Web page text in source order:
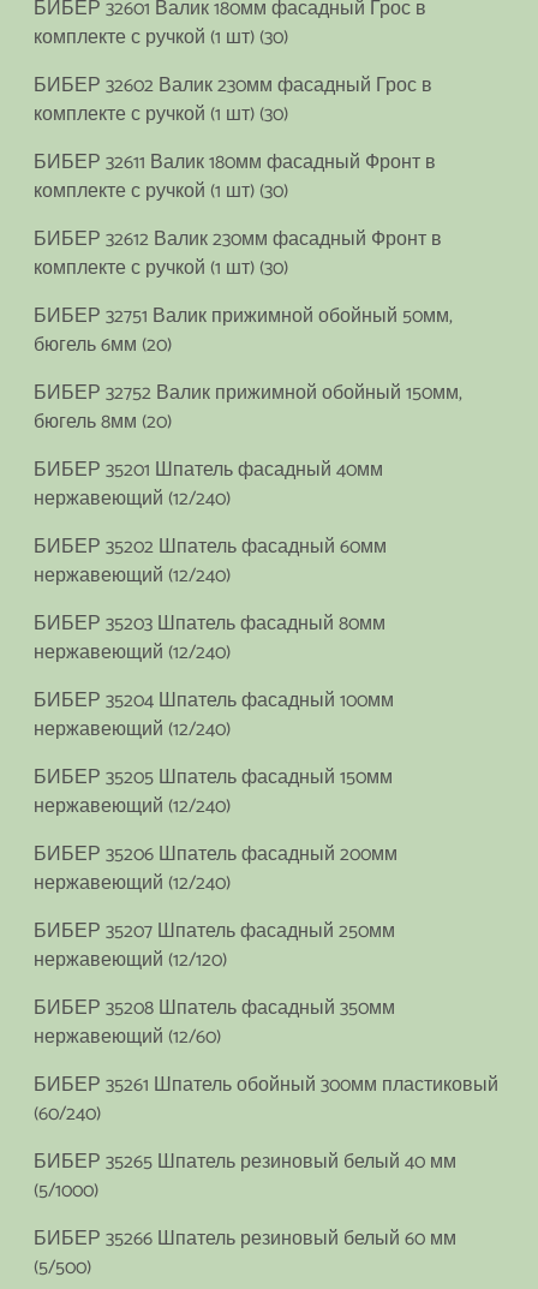
БИБЕР 32601 Валик 180мм фасадный Грос в
комплекте с ручкой (1 шт) (30)
БИБЕР 32602 Валик 230мм фасадный Грос в
комплекте с ручкой (1 шт) (30)
БИБЕР 32611 Валик 180мм фасадный Фронт в
комплекте с ручкой (1 шт) (30)
БИБЕР 32612 Валик 230мм фасадный Фронт в
комплекте с ручкой (1 шт) (30)
БИБЕР 32751 Валик прижимной обойный 50мм,
бюгель 6мм (20)
БИБЕР 32752 Валик прижимной обойный 150мм,
бюгель 8мм (20)
БИБЕР 35201 Шпатель фасадный 40мм
нержавеющий (12/240)
БИБЕР 35202 Шпатель фасадный 60мм
нержавеющий (12/240)
БИБЕР 35203 Шпатель фасадный 80мм
нержавеющий (12/240)
БИБЕР 35204 Шпатель фасадный 100мм
нержавеющий (12/240)
БИБЕР 35205 Шпатель фасадный 150мм
нержавеющий (12/240)
БИБЕР 35206 Шпатель фасадный 200мм
нержавеющий (12/240)
БИБЕР 35207 Шпатель фасадный 250мм
нержавеющий (12/120)
БИБЕР 35208 Шпатель фасадный 350мм
нержавеющий (12/60)
БИБЕР 35261 Шпатель обойный 300мм пластиковый
(60/240)
БИБЕР 35265 Шпатель резиновый белый 40 мм
(5/1000)
БИБЕР 35266 Шпатель резиновый белый 60 мм
(5/500)